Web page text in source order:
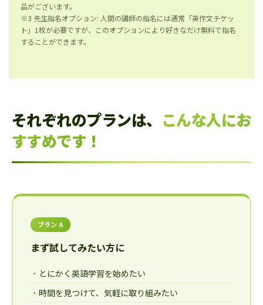
品がございます。
※3 先生指名オプション: 人間の講師の指名には通常「英作文チケッ
ト」1枚が必要ですが、このオプションにより好きなだけ無料で指名
することができます。
それぞれのプランは、 こんな人にお
すすめです！
プラン A
まず試してみたい方に
とにかく英語学習を始めたい
時間を見つけて、気軽に取り組みたい